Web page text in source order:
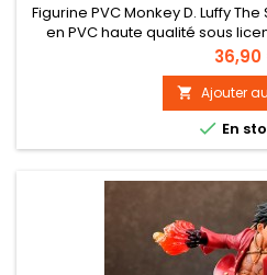
Figurine PVC Monkey D. Luffy
en PVC haute qualité sous
Prix
36,90
 Ajouter
 En